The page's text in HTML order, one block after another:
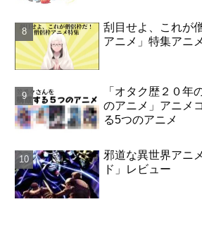
刮目せよ、これが
アニメ」特集アニ
「オタク歴２０年
のアニメ」アニメ
る5つのアニメ
邪道な異世界アニ
ド」レビュー